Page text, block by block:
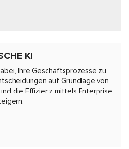
KI
Ihre Geschäftsprozesse zu
auf Grundlage von
die Effizienz mittels Enterprise